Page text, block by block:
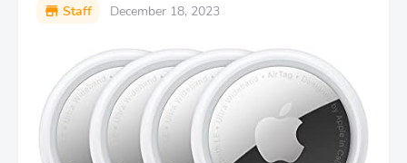
Staff December 18, 2023